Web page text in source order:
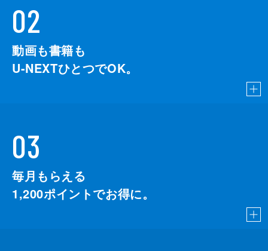
02
動画も書籍も
U-NEXTひとつでOK。
03
毎月もらえる
1,200ポイントでお得に。